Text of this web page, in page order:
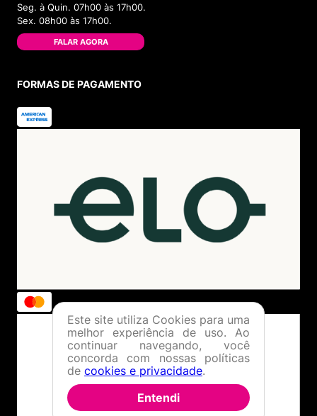
Seg. à Quin. 07h00 às 17h00.
Sex. 08h00 às 17h00.
FALAR AGORA
FORMAS DE PAGAMENTO
Este site utiliza Cookies para uma
melhor experiência de uso. Ao
continuar navegando, você
concorda com nossas políticas
de cookies e privacidade.
Entendi